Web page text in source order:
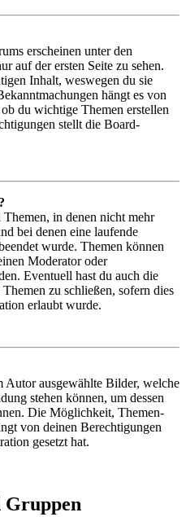
erscheinen unter den
auf der ersten Seite zu sehen.
Inhalt, weswegen du sie
hängt es von
du wichtige Themen erstellen
stellt die Board-
Themen, in denen nicht mehr
bei denen eine laufende
wurde. Themen können
Moderator oder
Eventuell hast du auch die
zu schließen, sofern dies
erlaubt wurde.
Autor ausgewählte Bilder, welche
stehen können, um dessen
Die Möglichkeit, Themen-
von deinen Berechtigungen
gesetzt hat.
Gruppen